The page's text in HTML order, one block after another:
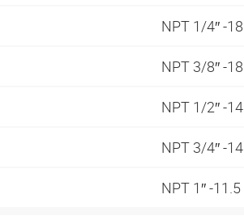
NPT 1/4″ -18
NPT 3/8″ -18
NPT 1/2″ -14
NPT 3/4″ -14
NPT 1″ -11.5